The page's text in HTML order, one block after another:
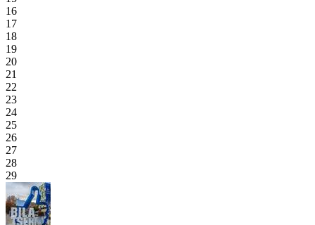
16
17
18
19
20
21
22
23
24
25
26
27
28
29